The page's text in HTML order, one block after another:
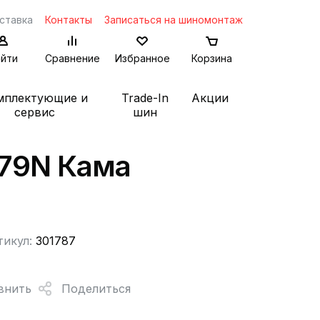
Контакты Записаться на шиномонтаж
Сравнение Избранное Корзина
и
сервис
Trade-In
шин
Акции
Кама
301787
Поделиться